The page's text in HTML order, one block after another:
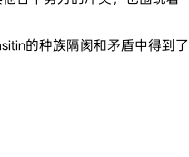
的种族隔阂和矛盾中得到了